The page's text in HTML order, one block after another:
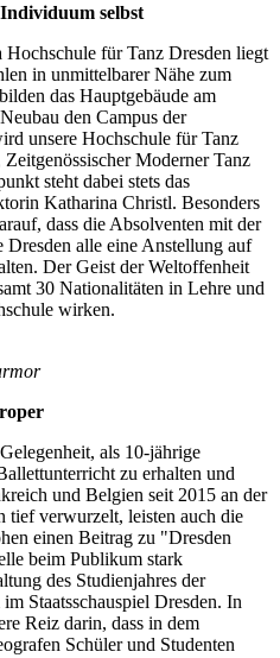
selbst
für Tanz Dresden liegt
in unmittelbarer Nähe zum
das Hauptgebäude am
den Campus der
unsere Hochschule für Tanz
Moderner Tanz
steht dabei stets das
Katharina Christl. Besonders
dass die Absolventen mit der
alle eine Anstellung auf
Der Geist der Weltoffenheit
30 Nationalitäten in Lehre und
wirken.
als 10-jährige
zu erhalten und
und Belgien seit 2015 an der
tief verwurzelt, leisten auch die
einen Beitrag zu "Dresden
beim Publikum stark
des Studienjahres der
Staatsschauspiel Dresden. In
Reiz darin, dass in dem
Schüler und Studenten